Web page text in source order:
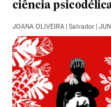
ciência
JOANA OLIVEIRA | Salvador |